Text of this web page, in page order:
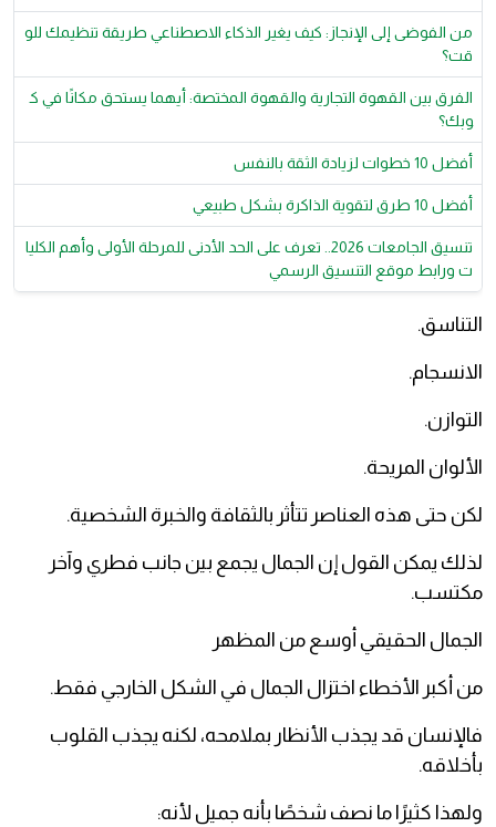
من الفوضى إلى الإنجاز: كيف يغير الذكاء الاصطناعي طريقة تنظيمك للو
قت؟
الفرق بين القهوة التجارية والقهوة المختصة: أيهما يستحق مكانًا في ك
وبك؟
أفضل 10 خطوات لزيادة الثقة بالنفس
أفضل 10 طرق لتقوية الذاكرة بشكل طبيعي
تنسيق الجامعات 2026.. تعرف على الحد الأدنى للمرحلة الأولى وأهم الكليا
ت ورابط موقع التنسيق الرسمي
التناسق.
الانسجام.
التوازن.
الألوان المريحة.
لكن حتى هذه العناصر تتأثر بالثقافة والخبرة الشخصية.
لذلك يمكن القول إن الجمال يجمع بين جانب فطري وآخر
مكتسب.
الجمال الحقيقي أوسع من المظهر
من أكبر الأخطاء اختزال الجمال في الشكل الخارجي فقط.
فالإنسان قد يجذب الأنظار بملامحه، لكنه يجذب القلوب
بأخلاقه.
ولهذا كثيرًا ما نصف شخصًا بأنه جميل لأنه: